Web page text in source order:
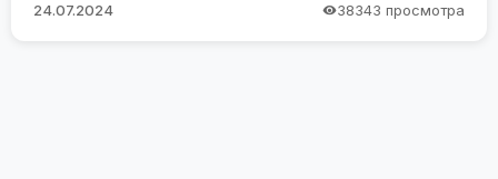
24.07.2024 38343 просмотра